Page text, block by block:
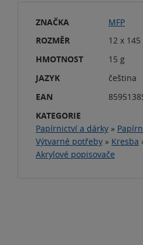
ZNAČKA
MFP
ROZMĚR
12 x 145
HMOTNOST
15 g
JAZYK
čeština
EAN
KATEGORIE
Papírnictví a dárky »
Výtvarné potřeby » Kresba
Akrylové popisovače